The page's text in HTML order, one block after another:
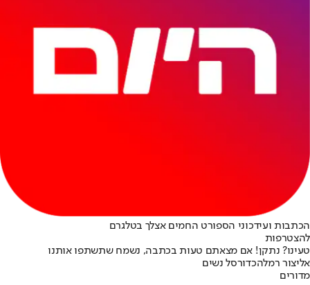
הכתבות ועידכוני הספורט החמים אצלך בטלגרם
להצטרפות
טעינו? נתקן! אם מצאתם טעות בכתבה, נשמח שתשתפו אותנו
אליצור רמלהכדורסל נשים
מדורים